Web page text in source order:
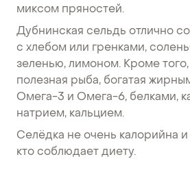
миксом пряностей.
Дубнинская сельдь отлично
с хлебом или гренками,
зеленью, лимоном. Кроме того,
полезная рыба, богатая
Омега-3 и Омега-6, белками,
натрием, кальцием.
Селёдка не очень калорийна
кто соблюдает диету.